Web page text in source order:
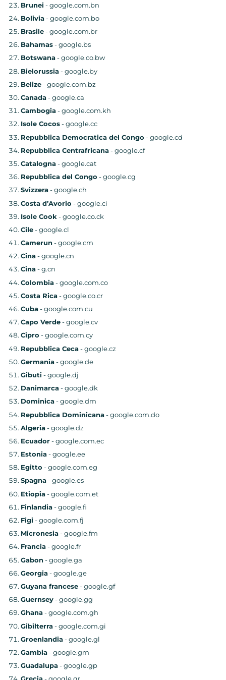
Brunei- google.com.bn
Bolivia- google.com.bo
Brasile- google.com.br
Bahamas- google.bs
Botswana- google.co.bw
Bielorussia- google.by
Belize- google.com.bz
Canada- google.ca
Cambogia- google.com.kh
Isole Cocos- google.cc
Repubblica Democratica del Congo - google.cd
Repubblica Centrafricana- google.cf
Catalogna- google.cat
Repubblica del Congo - google.cg
Svizzera- google.ch
Costa d’Avorio - google.ci
Isole Cook - google.co.ck
Cile- google.cl
Camerun - google.cm
Cina- google.cn
Cina- g.cn
Colombia- google.com.co
Costa Rica- google.co.cr
Cuba- google.com.cu
Capo Verde- google.cv
Cipro - google.com.cy
Repubblica Ceca- google.cz
Germania- google.de
Gibuti- google.dj
Danimarca- google.dk
Dominica- google.dm
Repubblica Dominicana- google.com.do
Algeria- google.dz
Ecuador- google.com.ec
Estonia- google.ee
Egitto - google.com.eg
Spagna- google.es
Etiopia- google.com.et
Finlandia- google.fi
Figi- google.com.fj
Micronesia- google.fm
Francia- google.fr
Gabon - google.ga
Georgia- google.ge
Guyana francese- google.gf
Guernsey- google.gg
Ghana- google.com.gh
Gibilterra- google.com.gi
Groenlandia- google.gl
Gambia- google.gm
Guadalupa- google.gp